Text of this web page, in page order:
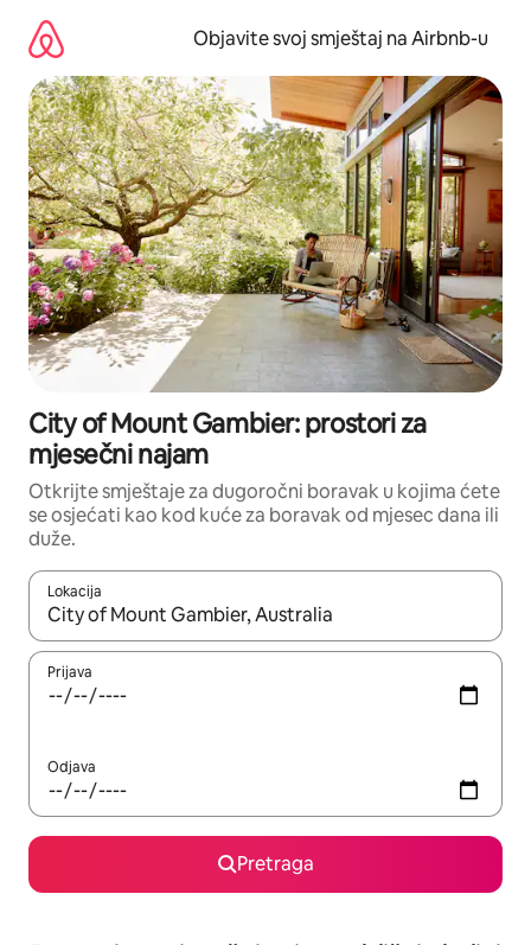
sadržaj
Objavite svoj smještaj na Airbnb-u
City of Mount Gambier: prostori za
mjesečni najam
Otkrijte smještaje za dugoročni boravak u kojima ćete
se osjećati kao kod kuće za boravak od mjesec dana ili
duže.
Lokacija
Kad su rezultati dostupni, možete da se krećete kroz njih
Prijava
Odjava
Pretraga